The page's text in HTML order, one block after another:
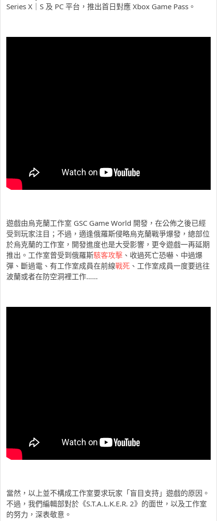
Series X｜S 及 PC 平台，推出首日對應 Xbox Game Pass。
遊戲由烏克蘭工作室 GSC Game World 開發，在公佈之後已經
受到玩家注目；不過，適逢俄羅斯侵略烏克蘭戰爭爆發，總部位
於烏克蘭的工作室，開發進度也是大受影響，更令遊戲一再延期
推出。工作室曾受到俄羅斯駭客攻擊 、收過死亡恐嚇、中過爆
彈、斷過電、有工作室成員在前線戰死 、工作室成員一度要逃往
波蘭或者在防空洞裡工作……
當然，以上並不構成工作室要求玩家「盲目支持」遊戲的原因。
不過，我們編輯部對於《S.T.A.L.K.E.R. 2》的面世，以及工作室
的努力，深表敬意。